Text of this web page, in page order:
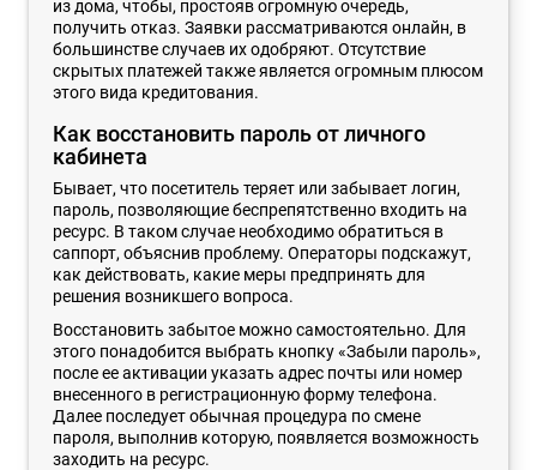
из дома, чтобы, простояв огромную очередь,
получить отказ. Заявки рассматриваются онлайн, в
большинстве случаев их одобряют. Отсутствие
скрытых платежей также является огромным плюсом
этого вида кредитования.
Как восстановить пароль от личного
кабинета
Бывает, что посетитель теряет или забывает логин,
пароль, позволяющие беспрепятственно входить на
ресурс. В таком случае необходимо обратиться в
саппорт, объяснив проблему. Операторы подскажут,
как действовать, какие меры предпринять для
решения возникшего вопроса.
Восстановить забытое можно самостоятельно. Для
этого понадобится выбрать кнопку «Забыли пароль»,
после ее активации указать адрес почты или номер
внесенного в регистрационную форму телефона.
Далее последует обычная процедура по смене
пароля, выполнив которую, появляется возможность
заходить на ресурс.